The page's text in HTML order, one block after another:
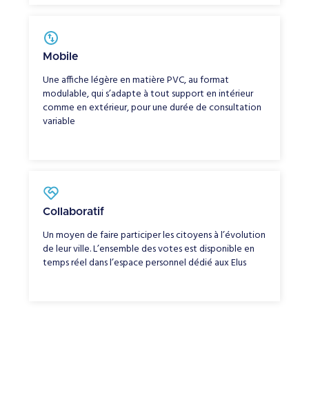
Mobile
Une affiche légère en matière PVC, au format
modulable, qui s’adapte à tout support en intérieur
comme en extérieur, pour une durée de consultation
variable
Collaboratif
Un moyen de faire participer les citoyens à l’évolution
de leur ville. L’ensemble des votes est disponible en
temps réel dans l’espace personnel dédié aux Elus